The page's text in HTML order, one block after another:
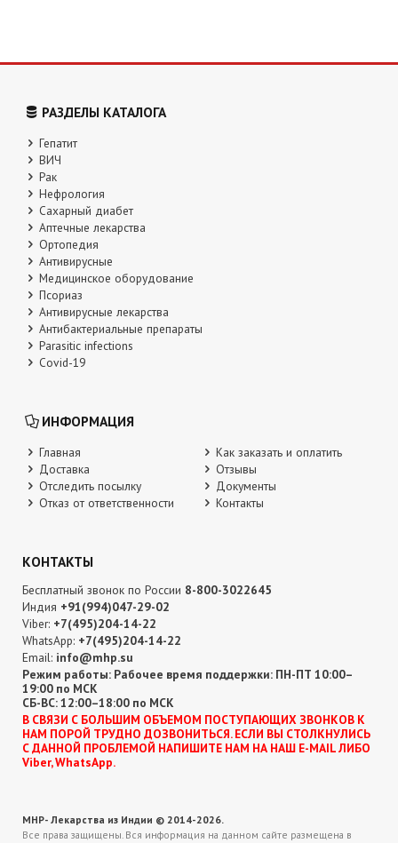
РАЗДЕЛЫ КАТАЛОГА
Гепатит
ВИЧ
Рак
Нефрология
Сахарный диабет
Аптечные лекарства
Ортопедия
Антивирусные
Медицинское оборудование
Псориаз
Антивирусные лекарства
Антибактериальные препараты
Parasitic infections
Covid-19
ИНФОРМАЦИЯ
Главная
Как заказать и оплатить
Доставка
Отзывы
Отследить посылку
Документы
Отказ от ответственности
Контакты
КОНТАКТЫ
Бесплатный звонок по России 8-800-3022645
Индия +91(994)047-29-02
Viber: +7(495)204-14-22
WhatsApp: +7(495)204-14-22
Email: info@mhp.su
Режим работы: Рабочее время поддержки: ПН-ПТ 10:00–
19:00 по МСК
СБ-ВС: 12:00–18:00 по МСК
В CВЯЗИ С БОЛЬШИМ ОБЪЕМОМ ПОСТУПАЮЩИХ ЗВОНКОВ К
НАМ ПОРОЙ ТРУДНО ДОЗВОНИТЬСЯ. ЕСЛИ ВЫ СТОЛКНУЛИСЬ
С ДАННОЙ ПРОБЛЕМОЙ НАПИШИТЕ НАМ НА НАШ E-MAIL ЛИБО
Viber, WhatsApp.
MHP- Лекарства из Индии © 2014-2026.
Все права защищены. Вся информация на данном сайте размещена в